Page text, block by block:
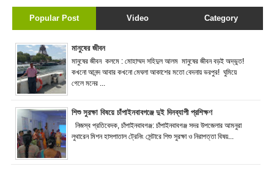
Popular Post Video Category
মানুষের জীবন
মানুষের জীবন কলমে : মোহাম্মদ সহিদুল আলম মানুষের জীবন বড়ই অদ্ভুত!
কখনো আনন্দ আবার কখনো মেঘলা আকাশের মতো বেদনায় ভরপুর! ঘুমিয়ে
গেলে মনের ...
শিশু সুরক্ষা বিষয়ে চাঁপাইনবাবগঞ্জে দুই দিনব্যাপী প্রশিক্ষণ
নিজস্ব প্রতিবেদক, চাঁপাইনবাবগঞ্জ: চাঁপাইনবাবগঞ্জ সদর উপজেলার আমনুরা
লুথারেন মিশন হাসপাতাল ট্রেনিং সেন্টারে শিশু সুরক্ষা ও নিরাপত্তা বিষয়...